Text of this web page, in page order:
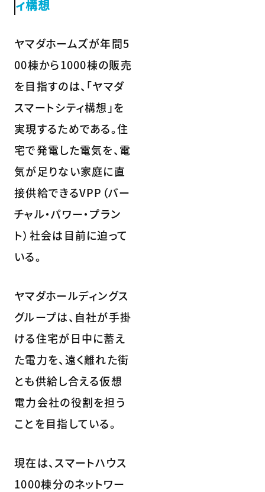
ィ構想
ヤマダホームズが年間5
00棟から1000棟の販売
を目指すのは、「ヤマダ
スマートシティ構想」を
実現するためである。住
宅で発電した電気を、電
気が足りない家庭に直
接供給できるVPP（バー
チャル・パワー・プラン
ト）社会は目前に迫って
いる。
ヤマダホールディングス
グループは、自社が手掛
ける住宅が日中に蓄え
た電力を、遠く離れた街
とも供給し合える仮想
電力会社の役割を担う
ことを目指している。
現在は、スマートハウス
1000棟分のネットワー